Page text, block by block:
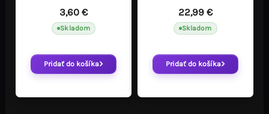
3,60€
Skladom
Pridať do košíka
22,99 €
Skladom
Pridať do košíka